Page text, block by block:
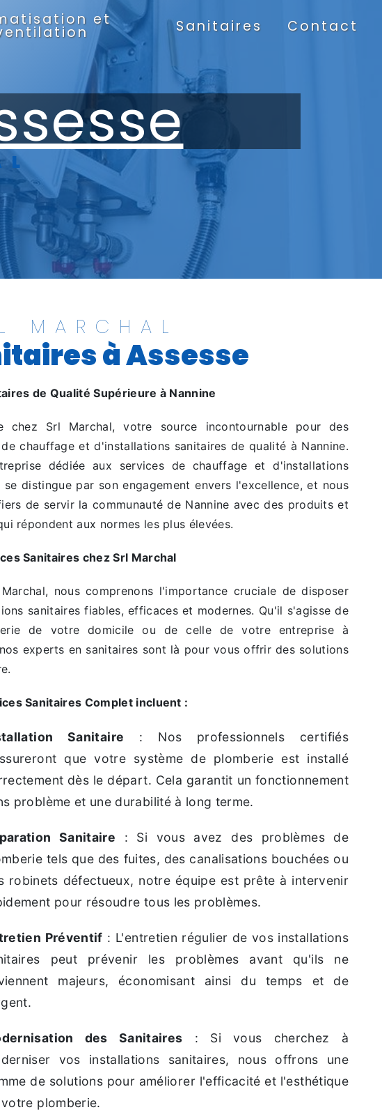
et Sanitaires Contact
MARCHAL
à Assesse
de Qualité Supérieure à Nannine
chez Srl Marchal, votre source incontournable pour des
chauffage et d'installations sanitaires de qualité à Nannine.
dédiée aux services de chauffage et d'installations
se distingue par son engagement envers l'excellence, et nous
de servir la communauté de Nannine avec des produits et
répondent aux normes les plus élevées.
Sanitaires chez Srl Marchal
nous comprenons l'importance cruciale de disposer
sanitaires fiables, efficaces et modernes. Qu'il s'agisse de
de votre domicile ou de celle de votre entreprise à
experts en sanitaires sont là pour vous offrir des solutions
Sanitaires Complet incluent :
Sanitaire : Nos professionnels certifiés
que votre système de plomberie est installé
dès le départ. Cela garantit un fonctionnement
problème et une durabilité à long terme.
Sanitaire : Si vous avez des problèmes de
tels que des fuites, des canalisations bouchées ou
robinets défectueux, notre équipe est prête à intervenir
pour résoudre tous les problèmes.
Préventif : L'entretien régulier de vos installations
peut prévenir les problèmes avant qu'ils ne
majeurs, économisant ainsi du temps et de
des Sanitaires : Si vous cherchez à
vos installations sanitaires, nous offrons une
de solutions pour améliorer l'efficacité et l'esthétique
plomberie.